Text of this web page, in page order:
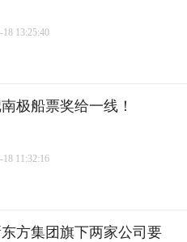
13:25:40
极船票奖给一线！
11:32:16
方集团旗下两家公司要